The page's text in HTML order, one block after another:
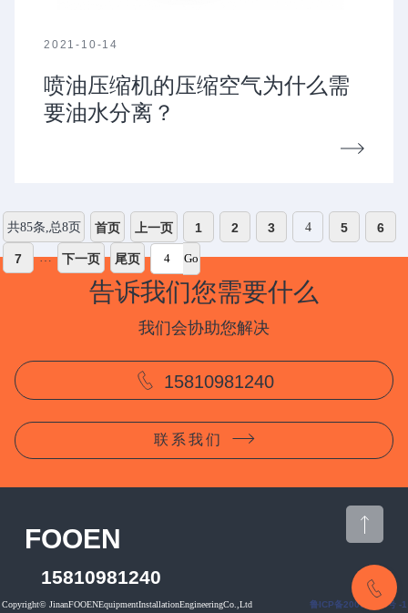
2021-10-14
喷油压缩机的压缩空气为什么需
要油水分离？
共85条,总8页 首页 上一页 1 2 3 4 5 6
7 … 下一页 尾页
告诉我们您需要什么
我们会协助您解决
15810981240
联系我们
FOOEN
15810981240
Copyright© JinanFOOENEquipmentInstallationEngineeringCo.,Ltd 鲁ICP备20002112号 -1